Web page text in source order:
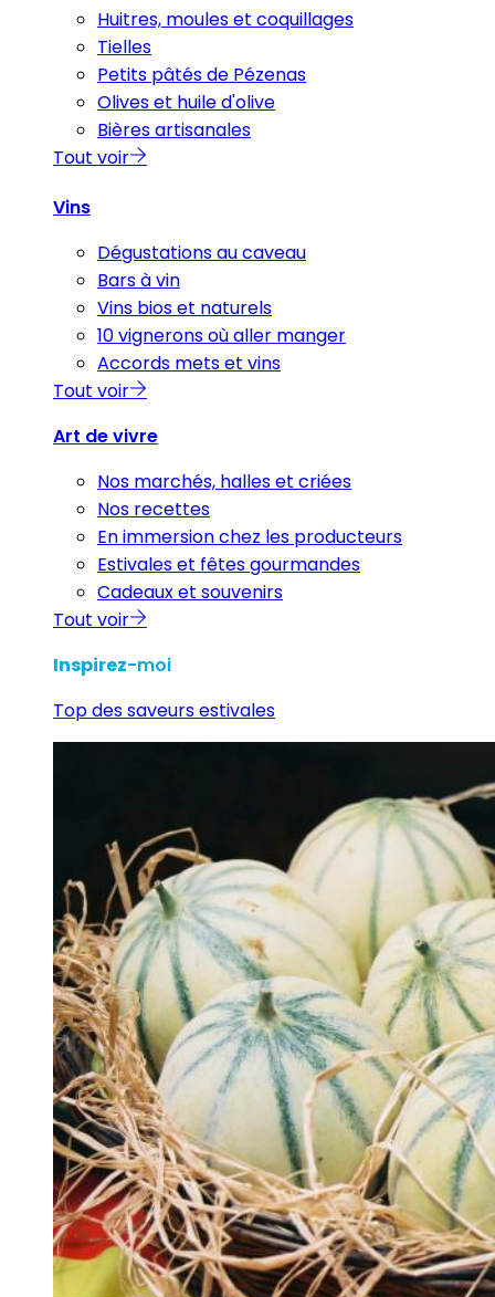
Huitres, moules et coquillages
Tielles
Petits pâtés de Pézenas
Olives et huile d'olive
Bières artisanales
Tout voir
Vins
Dégustations au caveau
Bars à vin
Vins bios et naturels
10 vignerons où aller manger
Accords mets et vins
Tout voir
Art de vivre
Nos marchés, halles et criées
Nos recettes
En immersion chez les producteurs
Estivales et fêtes gourmandes
Cadeaux et souvenirs
Tout voir
Inspirez-moi
Top des saveurs estivales